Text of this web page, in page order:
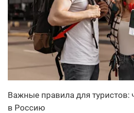
Важные правила для туристов:
в Россию